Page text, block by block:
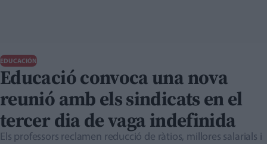
EDUCACIÓN
Educació convoca una nova
reunió amb els sindicats en el
tercer dia de vaga indefinida
Els professors reclamen reducció de ràtios, millores salarials i